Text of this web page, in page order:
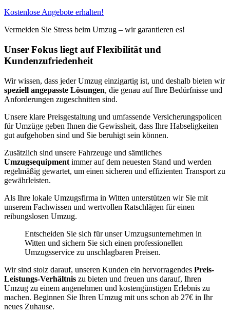
Kostenlose Angebote erhalten!
Vermeiden Sie Stress beim Umzug – wir garantieren es!
Unser Fokus liegt auf Flexibilität und
Kundenzufriedenheit
Wir wissen, dass jeder Umzug einzigartig ist, und deshalb bieten wir
speziell angepasste Lösungen, die genau auf Ihre Bedürfnisse und
Anforderungen zugeschnitten sind.
Unsere klare Preisgestaltung und umfassende Versicherungspolicen
für Umzüge geben Ihnen die Gewissheit, dass Ihre Habseligkeiten
gut aufgehoben sind und Sie beruhigt sein können.
Zusätzlich sind unsere Fahrzeuge und sämtliches
Umzugsequipment immer auf dem neuesten Stand und werden
regelmäßig gewartet, um einen sicheren und effizienten Transport zu
gewährleisten.
Als Ihre lokale Umzugsfirma in Witten unterstützen wir Sie mit
unserem Fachwissen und wertvollen Ratschlägen für einen
reibungslosen Umzug.
Entscheiden Sie sich für unser Umzugsunternehmen in
Witten und sichern Sie sich einen professionellen
Umzugsservice zu unschlagbaren Preisen.
Wir sind stolz darauf, unseren Kunden ein hervorragendes Preis-
Leistungs-Verhältnis zu bieten und freuen uns darauf, Ihren
Umzug zu einem angenehmen und kostengünstigen Erlebnis zu
machen. Beginnen Sie Ihren Umzug mit uns schon ab 27€ in Ihr
neues Zuhause.